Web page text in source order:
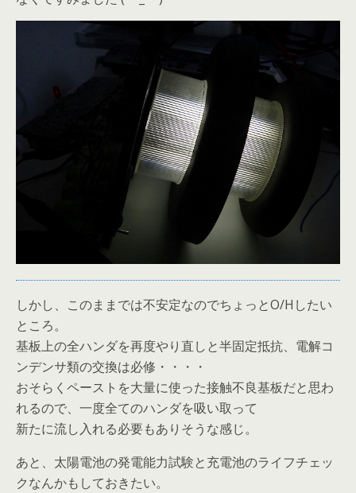
しかし、このままでは不安定なのでちょっとO/Hしたい
ところ。
基板上の全ハンダを再度やり直しと半固定抵抗、電解コ
ンデンサ類の交換は必修・・・・
おそらくペーストを大量に使った接触不良基板だと思わ
れるので、一度全てのハンダを吸い取って
新たに流し入れる必要もありそうな感じ。
あと、太陽電池の発電能力試験と充電池のライフチェッ
クなんかもしておきたい。